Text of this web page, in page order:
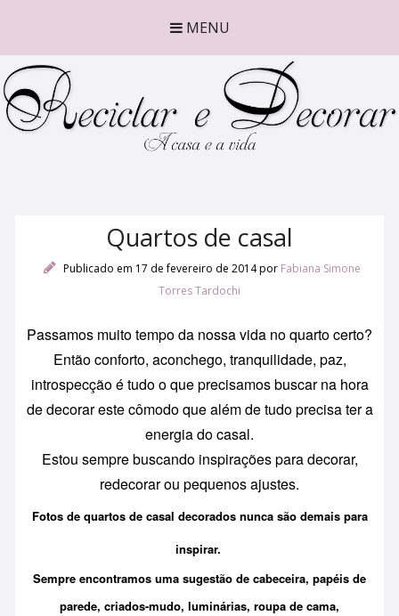
MENU
Quartos de casal
Publicado em 17 de fevereiro de 2014por Fabiana Simone
Torres Tardochi
Passamos muito tempo da nossa vida no quarto certo?
Então conforto, aconchego, tranquilidade, paz,
introspecção é tudo o que precisamos buscar na hora
de decorar este cômodo que além de tudo precisa ter a
energia do casal.
Estou sempre buscando inspirações para decorar,
redecorar ou pequenos ajustes.
Fotos de quartos de casal decorados nunca são demais para
inspirar.
Sempre encontramos uma sugestão de cabeceira, papéis de
parede, criados-mudo, luminárias, roupa de cama,